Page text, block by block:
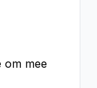
om mee